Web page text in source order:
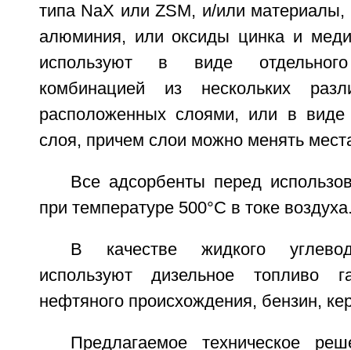
типа NaX или ZSM, и/или
алюминия, или оксиды цинка и
используют в виде
комбинацией из нескольких
расположенных слоями, или в виде
слоя, причем слои можно менять
Все адсорбенты перед
при температуре 500°C в токе
В качестве жидкого
используют дизельное топливо
нефтяного происхождения, бензин,
Предлагаемое техническое